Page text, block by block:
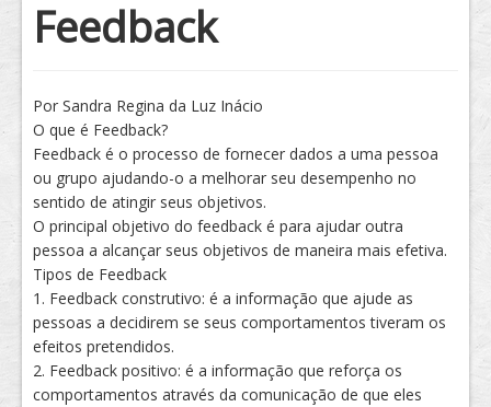
Feedback
Por Sandra Regina da Luz Inácio
O que é Feedback?
Feedback é o processo de fornecer dados a uma pessoa
ou grupo ajudando-o a melhorar seu desempenho no
sentido de atingir seus objetivos.
O principal objetivo do feedback é para ajudar outra
pessoa a alcançar seus objetivos de maneira mais efetiva.
Tipos de Feedback
1. Feedback construtivo: é a informação que ajude as
pessoas a decidirem se seus comportamentos tiveram os
efeitos pretendidos.
2. Feedback positivo: é a informação que reforça os
comportamentos através da comunicação de que eles